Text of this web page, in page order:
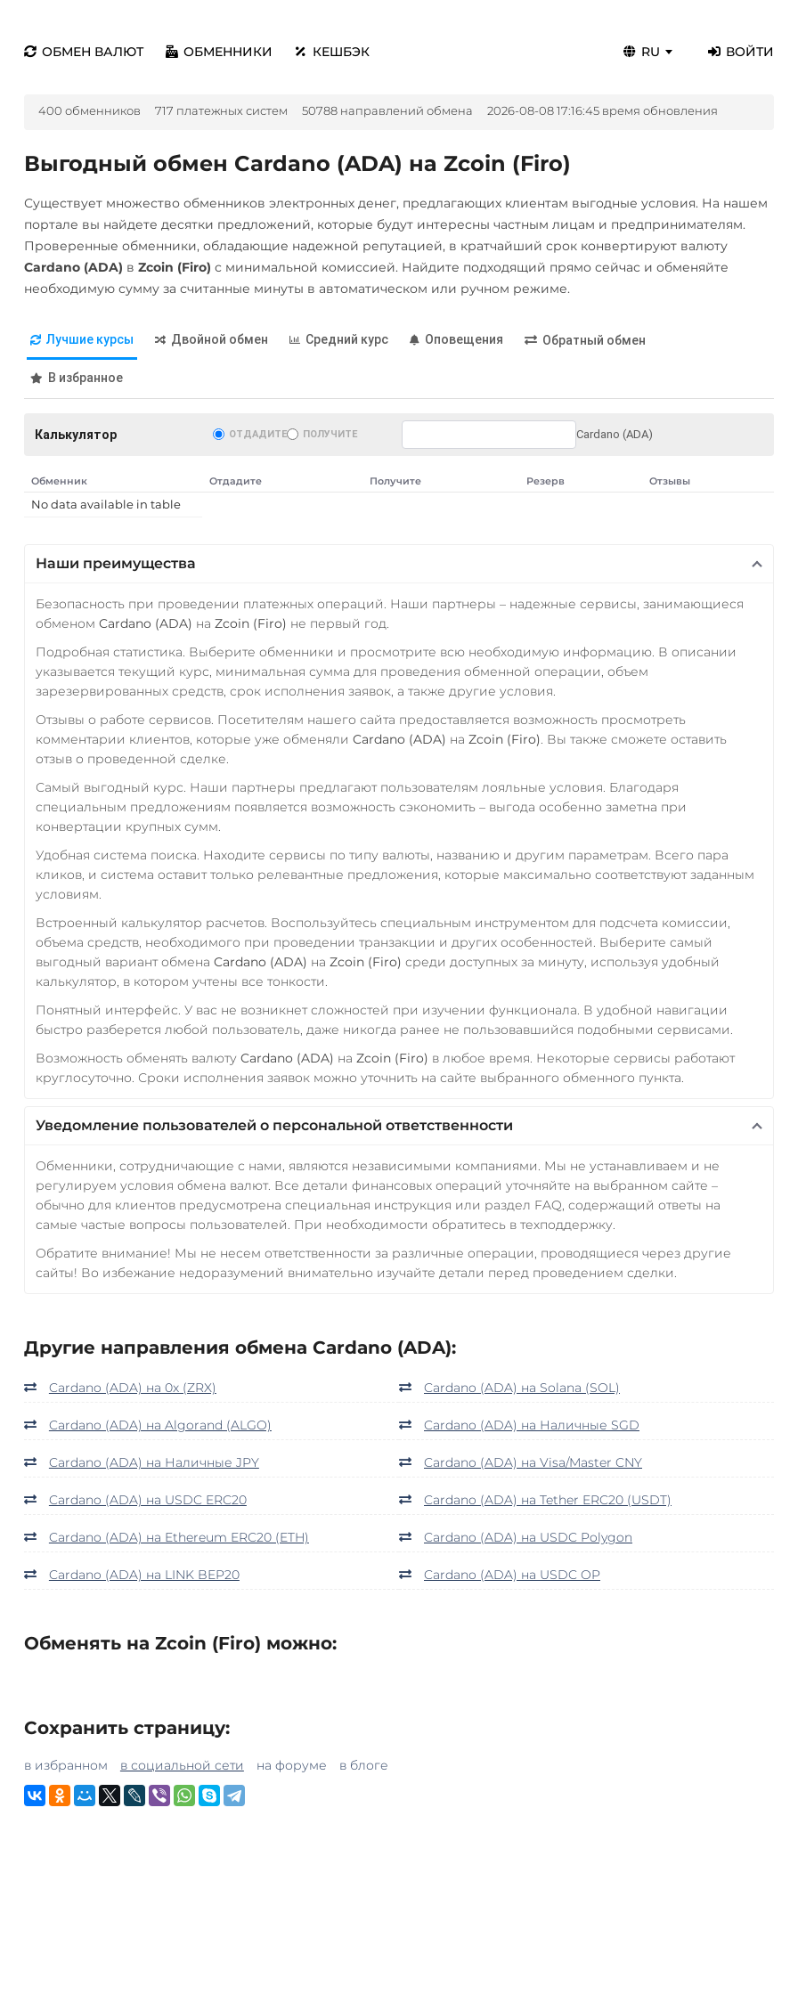
ОБМЕН ВАЛЮТ ОБМЕННИКИ КЕШБЭК RU ВОЙТИ
400 обменников 717 платежных систем 50788 направлений обмена 2026-08-08 17:16:45 время обновления
Выгодный обмен Cardano (ADA) на Zcoin (Firo)
Существует множество обменников электронных денег, предлагающих клиентам выгодные условия. На нашем
портале вы найдете десятки предложений, которые будут интересны частным лицам и предпринимателям.
Проверенные обменники, обладающие надежной репутацией, в кратчайший срок конвертируют валюту
Cardano (ADA) в Zcoin (Firo) с минимальной комиссией. Найдите подходящий прямо сейчас и обменяйте
необходимую сумму за считанные минуты в автоматическом или ручном режиме.
Лучшие курсы Двойной обмен Средний курс Оповещения Обратный обмен
В избранное
Калькулятор ОТДАДИТЕ ПОЛУЧИТЕ Cardano (ADA)
Обменник Отдадите Получите Резерв Отзывы
No data available in table
Наши преимущества
Безопасность при проведении платежных операций. Наши партнеры – надежные сервисы, занимающиеся
обменом Cardano (ADA) на Zcoin (Firo) не первый год.
Подробная статистика. Выберите обменники и просмотрите всю необходимую информацию. В описании
указывается текущий курс, минимальная сумма для проведения обменной операции, объем
зарезервированных средств, срок исполнения заявок, а также другие условия.
Отзывы о работе сервисов. Посетителям нашего сайта предоставляется возможность просмотреть
комментарии клиентов, которые уже обменяли Cardano (ADA) на Zcoin (Firo). Вы также сможете оставить
отзыв о проведенной сделке.
Самый выгодный курс. Наши партнеры предлагают пользователям лояльные условия. Благодаря
специальным предложениям появляется возможность сэкономить – выгода особенно заметна при
конвертации крупных сумм.
Удобная система поиска. Находите сервисы по типу валюты, названию и другим параметрам. Всего пара
кликов, и система оставит только релевантные предложения, которые максимально соответствуют заданным
условиям.
Встроенный калькулятор расчетов. Воспользуйтесь специальным инструментом для подсчета комиссии,
объема средств, необходимого при проведении транзакции и других особенностей. Выберите самый
выгодный вариант обмена Cardano (ADA) на Zcoin (Firo) среди доступных за минуту, используя удобный
калькулятор, в котором учтены все тонкости.
Понятный интерфейс. У вас не возникнет сложностей при изучении функционала. В удобной навигации
быстро разберется любой пользователь, даже никогда ранее не пользовавшийся подобными сервисами.
Возможность обменять валюту Cardano (ADA) на Zcoin (Firo) в любое время. Некоторые сервисы работают
круглосуточно. Сроки исполнения заявок можно уточнить на сайте выбранного обменного пункта.
Уведомление пользователей о персональной ответственности
Обменники, сотрудничающие с нами, являются независимыми компаниями. Мы не устанавливаем и не
регулируем условия обмена валют. Все детали финансовых операций уточняйте на выбранном сайте –
обычно для клиентов предусмотрена специальная инструкция или раздел FAQ, содержащий ответы на
самые частые вопросы пользователей. При необходимости обратитесь в техподдержку.
Обратите внимание! Мы не несем ответственности за различные операции, проводящиеся через другие
сайты! Во избежание недоразумений внимательно изучайте детали перед проведением сделки.
Другие направления обмена Cardano (ADA):
Cardano (ADA) на 0x (ZRX) Cardano (ADA) на Solana (SOL)
Cardano (ADA) на Algorand (ALGO) Cardano (ADA) на Наличные SGD
Cardano (ADA) на Наличные JPY Cardano (ADA) на Visa/Master CNY
Cardano (ADA) на USDC ERC20 Cardano (ADA) на Tether ERC20 (USDT)
Cardano (ADA) на Ethereum ERC20 (ETH) Cardano (ADA) на USDC Polygon
Cardano (ADA) на LINK BEP20 Cardano (ADA) на USDC OP
Обменять на Zcoin (Firo) можно:
Сохранить страницу:
в избранном в социальной сети на форуме в блоге